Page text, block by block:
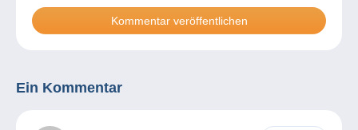
Ein Kommentar